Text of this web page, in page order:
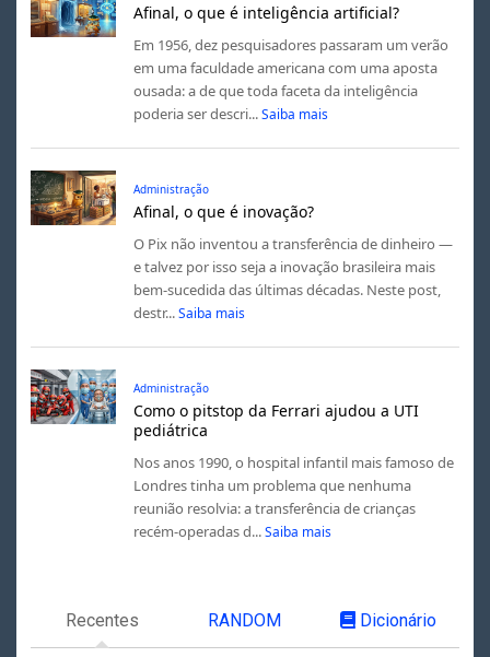
Afinal, o que é inteligência artificial?
Em 1956, dez pesquisadores passaram um verão
em uma faculdade americana com uma aposta
ousada: a de que toda faceta da inteligência
poderia ser descri... Saiba mais
Administração
Afinal, o que é inovação?
O Pix não inventou a transferência de dinheiro —
e talvez por isso seja a inovação brasileira mais
bem-sucedida das últimas décadas. Neste post,
destr... Saiba mais
Administração
Como o pitstop da Ferrari ajudou a UTI
pediátrica
Nos anos 1990, o hospital infantil mais famoso de
Londres tinha um problema que nenhuma
reunião resolvia: a transferência de crianças
recém-operadas d... Saiba mais
Recentes RANDOM Dicionário